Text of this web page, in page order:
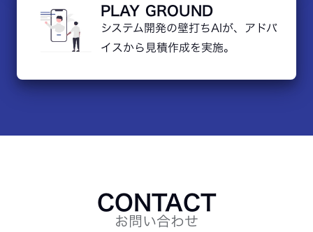
PLAY GROUND
システム開発の壁打ちAIが、アドバ
イスから見積作成を実施。
CONTACT
お問い合わせ